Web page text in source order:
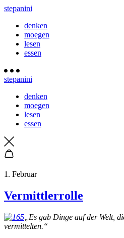
stepanini
denken
moegen
lesen
essen
stepanini
denken
moegen
lesen
essen
1. Februar
Vermittlerrolle
„Es gab Dinge auf der Welt,
vermittelten.“